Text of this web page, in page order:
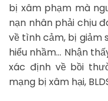
bị xâm phạm mà
nạn nhân phải chịu
về tình cảm, bị giảm
hiểu nhầm… Nhận
xác định về bồi
mạng bị xâm hại,